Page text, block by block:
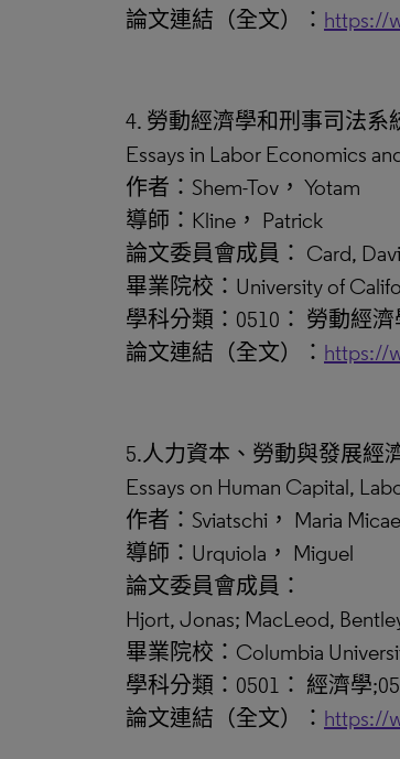
論文連結（全文）： https://
4. 勞動經濟學和刑事司法系
Essays in Labor Economics
作者：Shem-Tov， Yotam
導師：Kline， Patrick
論文委員會成員： Card,
畢業院校：University of
學科分類：0510： 勞動經
論文連結（全文）： https://
5.人力資本、勞動與發展經
Essays on Human Capital,
作者：Sviatschi， Maria
導師：Urquiola， Miguel
論文委員會成員：
Hjort, Jonas; MacLeod,
畢業院校：Columbia
學科分類：0501： 經濟學
論文連結（全文）： https://